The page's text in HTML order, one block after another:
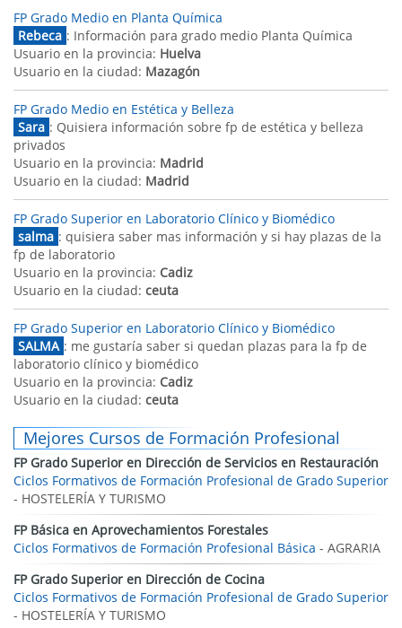
FP Grado Medio en Planta Química
Rebeca : Información para grado medio Planta Química
Usuario en la provincia: Huelva
Usuario en la ciudad: Mazagón
FP Grado Medio en Estética y Belleza
Sara : Quisiera información sobre fp de estética y belleza
privados
Usuario en la provincia: Madrid
Usuario en la ciudad: Madrid
FP Grado Superior en Laboratorio Clínico y Biomédico
salma : quisiera saber mas información y si hay plazas de la
fp de laboratorio
Usuario en la provincia: Cadiz
Usuario en la ciudad: ceuta
FP Grado Superior en Laboratorio Clínico y Biomédico
SALMA : me gustaría saber si quedan plazas para la fp de
laboratorio clínico y biomédico
Usuario en la provincia: Cadiz
Usuario en la ciudad: ceuta
Mejores Cursos de Formación Profesional
FP Grado Superior en Dirección de Servicios en Restauración
Ciclos Formativos de Formación Profesional de Grado Superior
- HOSTELERÍA Y TURISMO
FP Básica en Aprovechamientos Forestales
Ciclos Formativos de Formación Profesional Básica - AGRARIA
FP Grado Superior en Dirección de Cocina
Ciclos Formativos de Formación Profesional de Grado Superior
- HOSTELERÍA Y TURISMO